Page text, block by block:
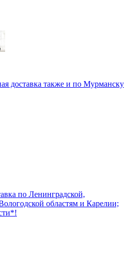
доставка также и по Мурманску
по Ленинградской,
областям и Карелии;